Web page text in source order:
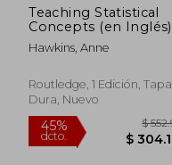
Teaching Statistical
Concepts (en Inglés)
Hawkins, Anne
Routledge, 1 Edición, Tapa
Dura, Nuevo